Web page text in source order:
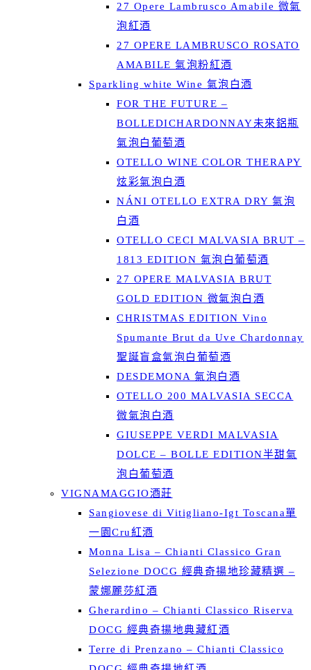
27 Opere Lambrusco Amabile 微氣
泡紅酒
27 OPERE LAMBRUSCO ROSATO
AMABILE 氣泡粉紅酒
Sparkling white Wine 氣泡白酒
FOR THE FUTURE –
BOLLEDICHARDONNAY未來鋁瓶
氣泡白葡萄酒
OTELLO WINE COLOR THERAPY
炫彩氣泡白酒
NÁNI OTELLO EXTRA DRY 氣泡
白酒
OTELLO CECI MALVASIA BRUT –
1813 EDITION 氣泡白葡萄酒
27 OPERE MALVASIA BRUT
GOLD EDITION 微氣泡白酒
CHRISTMAS EDITION Vino
Spumante Brut da Uve Chardonnay
聖誕盲盒氣泡白葡萄酒
DESDEMONA 氣泡白酒
OTELLO 200 MALVASIA SECCA
微氣泡白酒
GIUSEPPE VERDI MALVASIA
DOLCE – BOLLE EDITION半甜氣
泡白葡萄酒
VIGNAMAGGIO酒莊
Sangiovese di Vitigliano-Igt Toscana單
一園Cru紅酒
Monna Lisa – Chianti Classico Gran
Selezione DOCG 經典奇揚地珍藏精選 –
蒙娜麗莎紅酒
Gherardino – Chianti Classico Riserva
DOCG 經典奇揚地典藏紅酒
Terre di Prenzano – Chianti Classico